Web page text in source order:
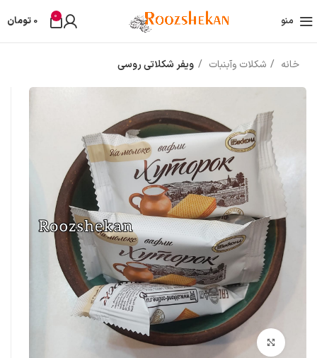
منو 0
0 تومان
خانه شکلات وآبنبات ویفر شکلاتی روسی
بزرگنمایی تصویر